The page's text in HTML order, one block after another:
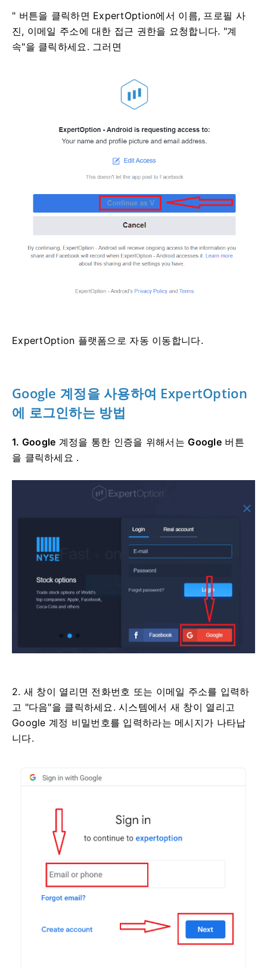
" 버튼을 클릭하면 ExpertOption에서 이름, 프로필 사
진, 이메일 주소에 대한 접근 권한을 요청합니다. "계
속"을 클릭하세요. 그러면
ExpertOption 플랫폼으로 자동 이동합니다.
Google 계정을 사용하여 ExpertOption
에 로그인하는 방법
1. Google 계정을 통한 인증을 위해서는Google버튼
을 클릭하세요 .
2. 새 창이 열리면 전화번호 또는 이메일 주소를 입력하
고 "다음"을 클릭하세요. 시스템에서 새 창이 열리고
Google 계정 비밀번호를 입력하라는 메시지가 나타납
니다.